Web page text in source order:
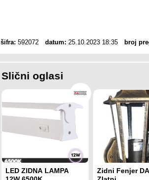
šifra: 592072 datum: 25.10.2023 18:35 broj
Slični oglasi
LED ZIDNA LAMPA
Zidni Fenjer